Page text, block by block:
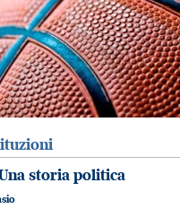
storia politica